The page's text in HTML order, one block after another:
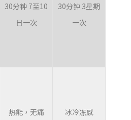
30分钟 7至10
日一次
30分钟 3星期
一次
热能，无痛 冰冷冻感